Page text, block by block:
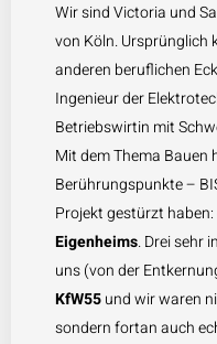
Wir sind Victoria und
von Köln. Ursprünglich
anderen beruflichen
Ingenieur der
Betriebswirtin mit
Mit dem Thema Bauen
Berührungspunkte –
Projekt gestürzt haben:
Eigenheims. Drei sehr
uns (von der
KfW55und wir waren
sondern fortan auch